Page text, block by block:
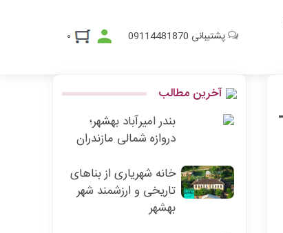
پشتیبانی ۰
آخرین مطالب
بندر امیرآباد بهشهر؛
دروازه شمالی مازندران
خانه شهریاری از بناهای
تاریخی و ارزشمند شهر
بهشهر